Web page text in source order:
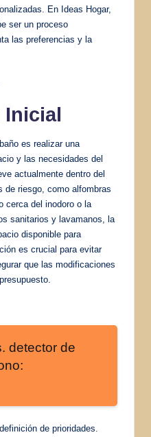
En Ideas Hogar,
ser un proceso
las preferencias y la
Inicial
es realizar una
y las necesidades del
actualmente dentro del
de riesgo, como alfombras
cerca del inodoro o la
sanitarios y lavamanos, la
disponible para
es crucial para evitar
que las modificaciones
detector de
de prioridades.